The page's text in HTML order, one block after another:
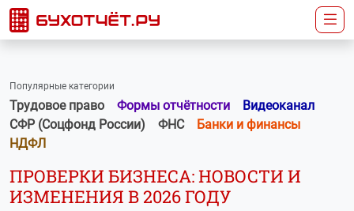
Популярные категории
Трудовое право Формы отчётности
Видеоканал
СФР (Соцфонд России)
ФНС
Банки и финансы
НДФЛ
ПРОВЕРКИ БИЗНЕСА: НОВОСТИ И
ИЗМЕНЕНИЯ В 2026 ГОДУ